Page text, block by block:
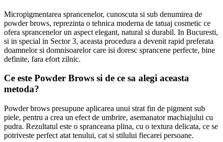
Micropigmentarea sprancenelor, cunoscuta si sub denumirea de
powder brows, reprezinta o tehnica moderna de tatuaj cosmetic ce
ofera sprancenelor un aspect elegant, natural si durabil. In Bucuresti,
si in special in Sector 3, aceasta procedura a devenit rapid preferata
doamnelor si domnisoarelor care isi doresc sprancene perfecte, bine
definite, fara efort zilnic.
Ce este Powder Brows si de ce sa alegi aceasta
metoda?
Powder brows presupune aplicarea unui strat fin de pigment sub
piele, pentru a crea un efect de umbrire, asemanator machiajului cu
pudra. Rezultatul este o spranceana plina, cu o textura delicata, ce se
potriveste perfect atat tenului, cat si stilului fiecarei persoane.